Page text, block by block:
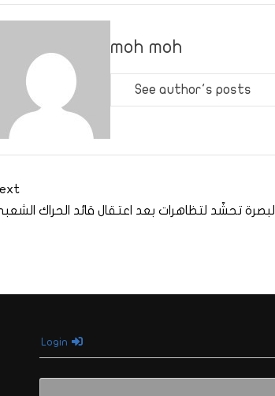
moh moh
See author's posts
البصرة تحشّد لتظاهرات بعد اعتقال قائد الحراك